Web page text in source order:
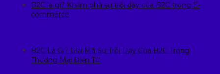
B2C là gì? Khám phá sự trỗi dậy của B2C trong E-
commerce
B2C Là Gì? Giải Mã Sự Trỗi Dậy Của B2C Trong
Thương Mại Điện Tử